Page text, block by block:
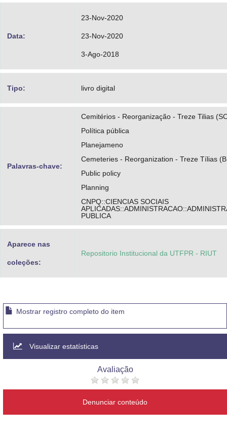
Data:
23-Nov-2020
23-Nov-2020
3-Ago-2018
Tipo: livro digital
Palavras-chave:
Cemitérios - Reorganização - Treze Tilias
Política pública
Planejameno
Cemeteries - Reorganization - Treze Tílias
Public policy
Planning
CNPQ::CIENCIAS SOCIAIS
PUBLICA
Aparece nas
coleções:
Repositorio Institucional da UTFPR - RIUT
Mostrar registro completo do item
Visualizar estatísticas
Avaliação
Denunciar conteúdo